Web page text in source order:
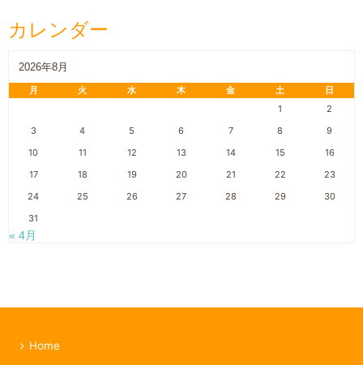
カレンダー
2026年8月
月 火 水 木 金 土
日
1
2
3
4 5 6 7 8
9
10
11 12 13 14 15
16
17
18 19 20 21 22
23
24
25 26 27 28 29
30
31
« 4月
Home